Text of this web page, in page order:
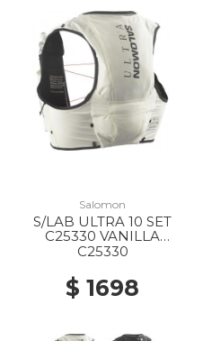
Salomon
S/LAB ULTRA 10 SET
C25330 VANILLA
ICE/BLACK
C25330
$ 1698